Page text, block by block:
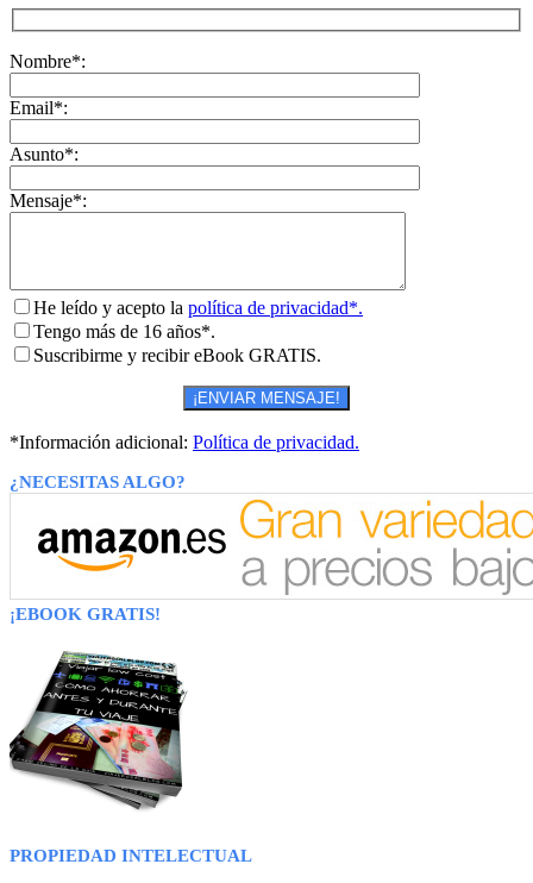
Nombre*:
Email*:
Asunto*:
Mensaje*:
He leído y acepto la política de privacidad*.
Tengo más de 16 años*.
Suscribirme y recibir eBook GRATIS.
*Información adicional: Política de privacidad.
¿NECESITAS ALGO?
¡EBOOK GRATIS!
PROPIEDAD INTELECTUAL